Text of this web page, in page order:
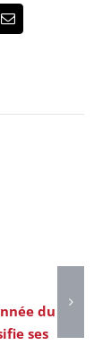
Email
du
ses